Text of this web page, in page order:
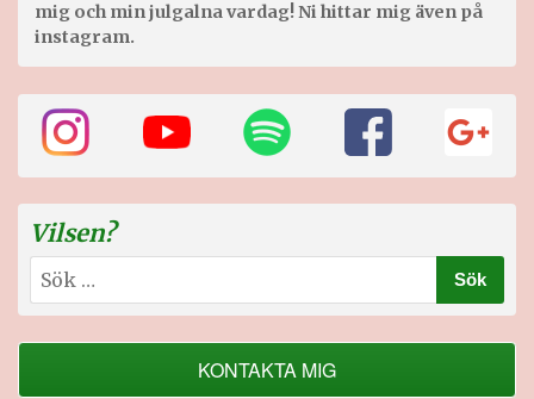
mig och min julgalna vardag! Ni hittar mig även på
instagram.
Vilsen?
Sök
efter:
KONTAKTA MIG